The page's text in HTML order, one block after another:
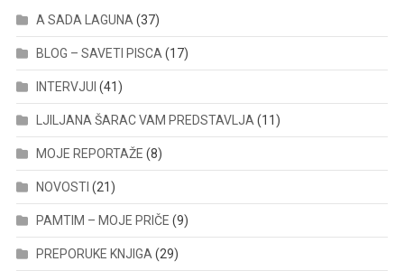
A SADA LAGUNA (37)
BLOG – SAVETI PISCA (17)
INTERVJUI (41)
LJILJANA ŠARAC VAM PREDSTAVLJA (11)
MOJE REPORTAŽE (8)
NOVOSTI (21)
PAMTIM – MOJE PRIČE (9)
PREPORUKE KNJIGA (29)